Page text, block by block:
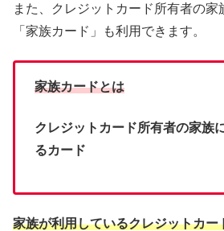
また、クレジットカード所有者の家
「家族カード」も利用できます。
家族カードとは
クレジットカード所有者の家族
るカード
家族が利用しているクレジットカー